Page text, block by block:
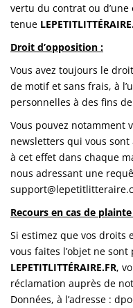
vertu du contrat ou
tenue
Droit d’opposition :
Vous avez toujours le
de motif et sans frais, à
personnelles à des fins
Vous pouvez notamment
newsletters qui vous
à cet effet dans chaque
nous adressant une
Recours en cas de
Si estimez que vos
vous faites l’objet ne
LEPETITLITTÉRAIRE.FR,
réclamation auprès de
Données, à l’adresse :